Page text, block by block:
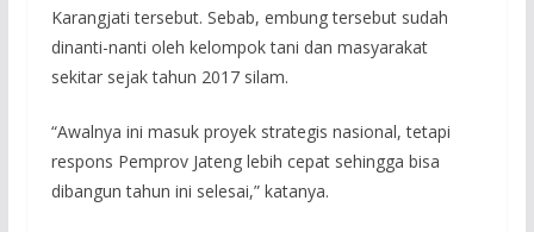
Karangjati tersebut. Sebab, embung tersebut sudah
dinanti-nanti oleh kelompok tani dan masyarakat
sekitar sejak tahun 2017 silam.
“Awalnya ini masuk proyek strategis nasional, tetapi
respons Pemprov Jateng lebih cepat sehingga bisa
dibangun tahun ini selesai,” katanya.